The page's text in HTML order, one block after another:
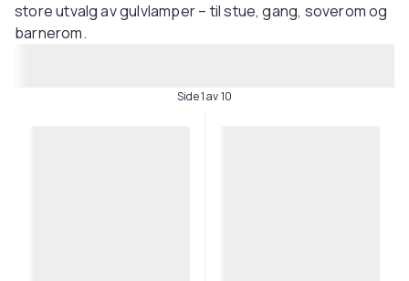
store utvalg av gulvlamper – til stue, gang, soverom og
barnerom.
Side 1 av 10